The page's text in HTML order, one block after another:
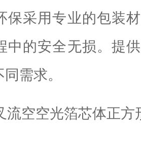
保采用专业的包装
中的安全无损。提
需求。